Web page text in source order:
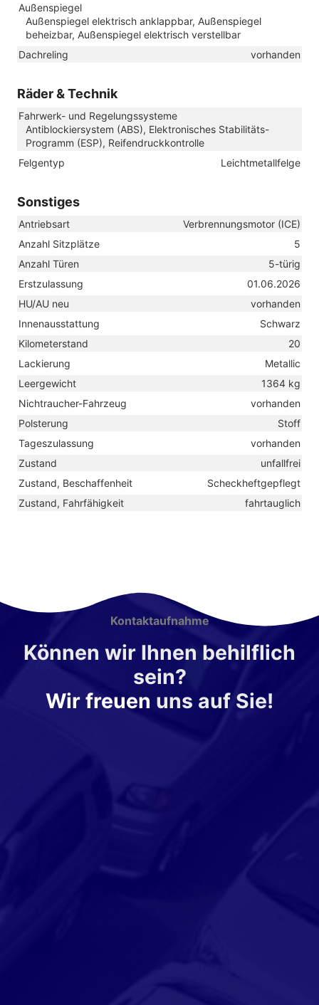
Außenspiegel
Außenspiegel elektrisch anklappbar, Außenspiegel
beheizbar, Außenspiegel elektrisch verstellbar
Dachreling
vorhanden
Räder & Technik
Fahrwerk- und Regelungssysteme
Antiblockiersystem (ABS), Elektronisches Stabilitäts-
Programm (ESP), Reifendruckkontrolle
Felgentyp
Leichtmetallfelge
Sonstiges
Antriebsart
Verbrennungsmotor (ICE)
Anzahl Sitzplätze
5
Anzahl Türen
5-türig
Erstzulassung
01.06.2026
HU/AU neu
vorhanden
Innenausstattung
Schwarz
Kilometerstand
20
Lackierung
Metallic
Leergewicht
1364 kg
Nichtraucher-Fahrzeug
vorhanden
Polsterung
Stoff
Tageszulassung
vorhanden
Zustand
unfallfrei
Zustand, Beschaffenheit
Scheckheftgepflegt
Zustand, Fahrfähigkeit
fahrtauglich
Kontaktaufnahme
Können wir Ihnen behilflich
sein?
Wir freuen uns auf Sie!